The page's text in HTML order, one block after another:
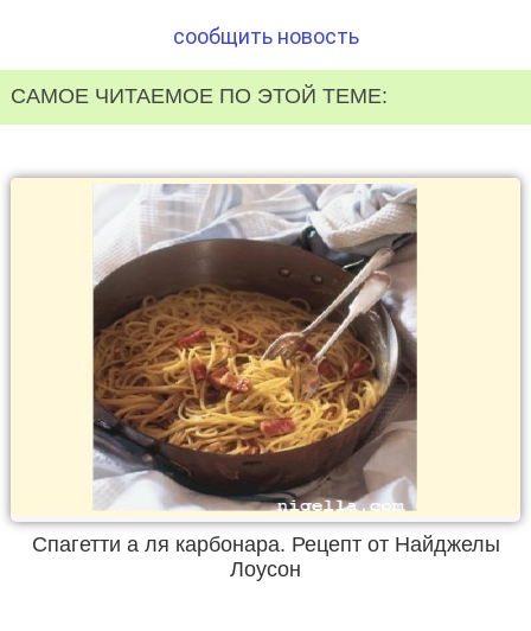
сообщить новость
САМОЕ ЧИТАЕМОЕ ПО ЭТОЙ ТЕМЕ:
Спагетти а ля карбонара. Рецепт от Найджелы
Лоусон